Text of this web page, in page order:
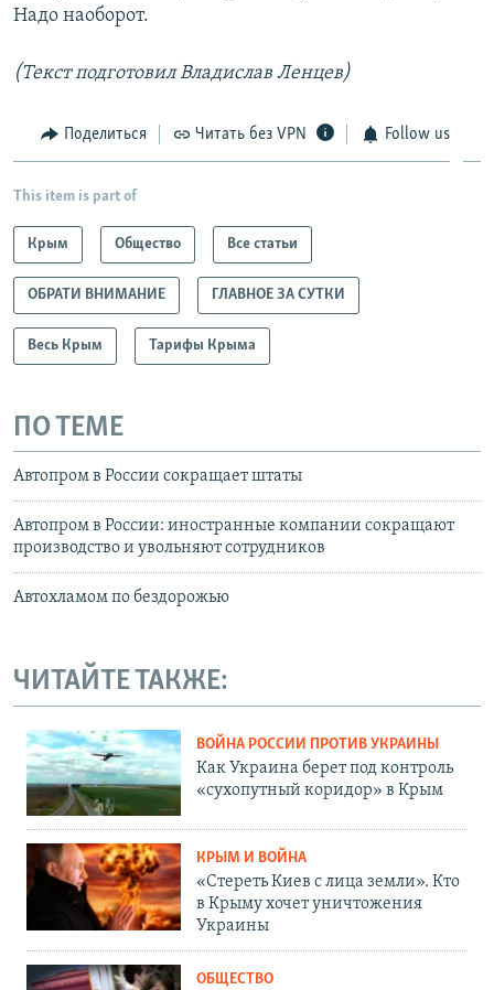
Надо наоборот.
(Текст подготовил Владислав Ленцев)
Поделиться Читать без VPN Follow us
This item is part of
Крым Общество Все статьи
ОБРАТИ ВНИМАНИЕ ГЛАВНОЕ ЗА СУТКИ
Весь Крым Тарифы Крыма
ПО ТЕМЕ
Автопром в России сокращает штаты
Автопром в России: иностранные компании сокращают
производство и увольняют сотрудников
Автохламом по бездорожью
ЧИТАЙТЕ ТАКЖЕ:
ВОЙНА РОССИИ ПРОТИВ УКРАИНЫ
Как Украина берет под контроль
«сухопутный коридор» в Крым
КРЫМ И ВОЙНА
«Стереть Киев с лица земли». Кто
в Крыму хочет уничтожения
Украины
ОБЩЕСТВО